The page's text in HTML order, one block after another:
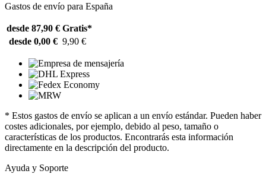
Gastos de envío para España
desde 87,90 € Gratis*
desde 0,00 € 9,90 €
* Estos gastos de envío se aplican a un envío estándar. Pueden haber
costes adicionales, por ejemplo, debido al peso, tamaño o
características de los productos. Encontrarás esta información
directamente en la descripción del producto.
Ayuda y Soporte